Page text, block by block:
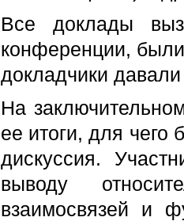
Все доклады
конференции,
докладчики
На
ее итоги, для
дискуссия.
выводу
взаимосвязей и